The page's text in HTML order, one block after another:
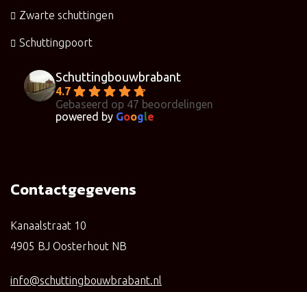
Zwarte schuttingen
Schuttingpoort
Schuttingbouwbrabant
4.7
Gebaseerd op 47 beoordelingen
powered by Google
Contactgegevens
Kanaalstraat 10
4905 BJ Oosterhout NB
info@schuttingbouwbrabant.nl